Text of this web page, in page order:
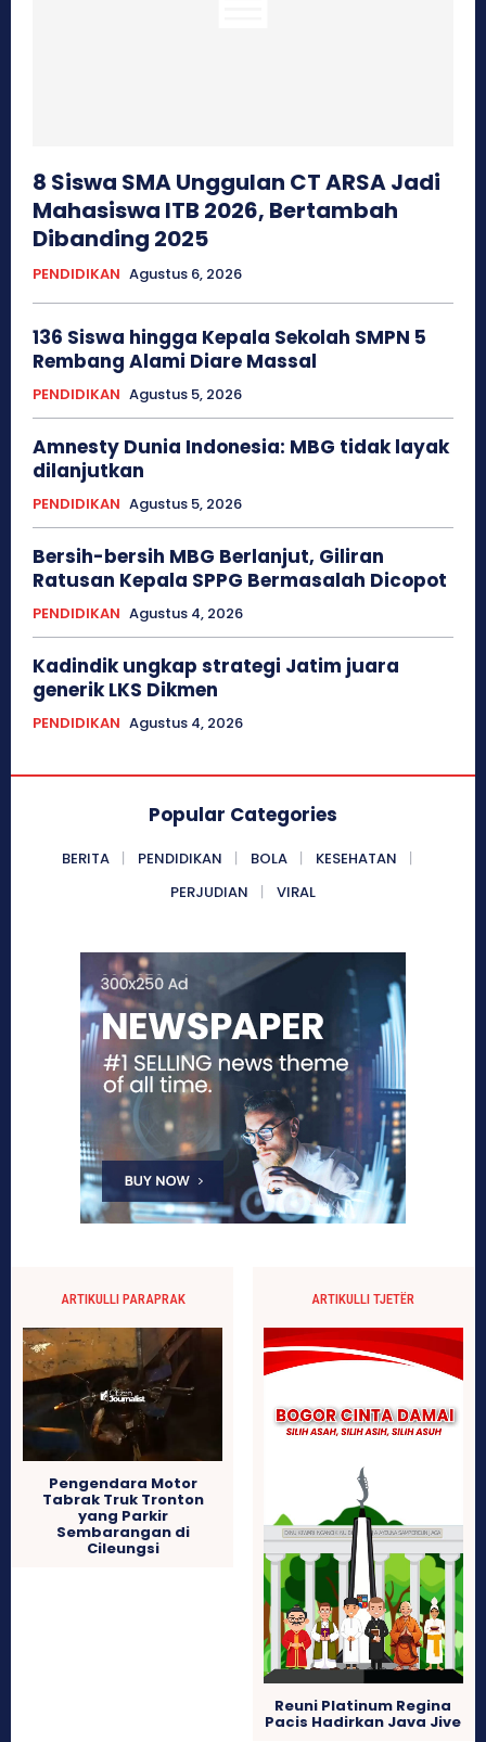
8 Siswa SMA Unggulan CT ARSA Jadi
Mahasiswa ITB 2026, Bertambah
Dibanding 2025
PENDIDIKAN Agustus 6, 2026
136 Siswa hingga Kepala Sekolah SMPN 5
Rembang Alami Diare Massal
PENDIDIKAN Agustus 5, 2026
Amnesty Dunia Indonesia: MBG tidak layak
dilanjutkan
PENDIDIKAN Agustus 5, 2026
Bersih-bersih MBG Berlanjut, Giliran
Ratusan Kepala SPPG Bermasalah Dicopot
PENDIDIKAN Agustus 4, 2026
Kadindik ungkap strategi Jatim juara
generik LKS Dikmen
PENDIDIKAN Agustus 4, 2026
Popular Categories
BERITA PENDIDIKAN BOLA
KESEHATAN
PERJUDIAN
VIRAL
ARTIKULLI PARAPRAK
Pengendara Motor
Tabrak Truk Tronton
yang Parkir
Sembarangan di
Cileungsi
ARTIKULLI TJETËR
Reuni Platinum Regina
Pacis Hadirkan Java Jive